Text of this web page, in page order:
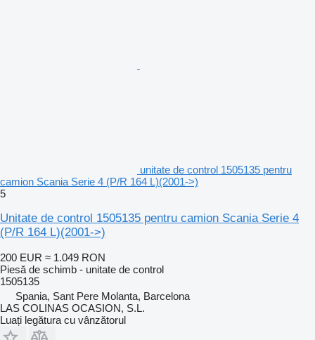
unitate de control 1505135 pentru
camion Scania Serie 4 (P/R 164 L)(2001->)
5
Unitate de control 1505135 pentru camion Scania Serie 4
(P/R 164 L)(2001->)
200 EUR ≈ 1.049 RON
Piesă de schimb - unitate de control
1505135
Spania, Sant Pere Molanta, Barcelona
LAS COLINAS OCASION, S.L.
Luați legătura cu vânzătorul